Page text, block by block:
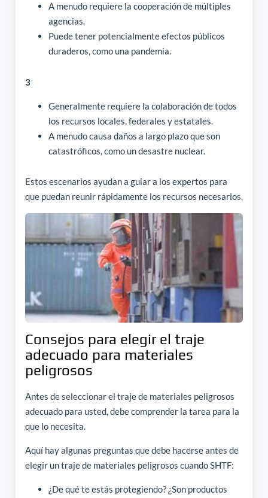
A menudo requiere la cooperación de múltiples
agencias.
Puede tener potencialmente efectos públicos
duraderos, como una pandemia.
3
Generalmente requiere la colaboración de todos
los recursos locales, federales y estatales.
A menudo causa daños a largo plazo que son
catastróficos, como un desastre nuclear.
Estos escenarios ayudan a guiar a los expertos para
que puedan reunir rápidamente los recursos necesarios.
Consejos para elegir el traje
adecuado para materiales
peligrosos
Antes de seleccionar el traje de materiales peligrosos
adecuado para usted, debe comprender la tarea para la
que lo necesita.
Aquí hay algunas preguntas que debe hacerse antes de
elegir un traje de materiales peligrosos cuando SHTF:
¿De qué te estás protegiendo? ¿Son productos